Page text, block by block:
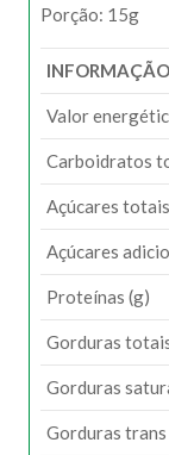
Porção: 15g
INFORMAÇÃO
Valor
Carboidratos
Açúcares
Açúcares
Proteínas (g)
Gorduras
Gorduras
Gorduras trans